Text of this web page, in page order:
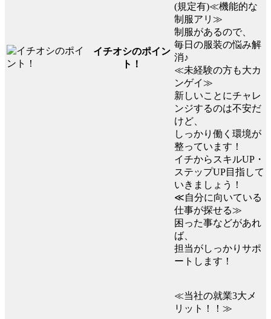
イチオシのポイン
ト！
(規定有)≪機能的な
制服アリ≫
制服があるので、
毎日の服装の悩み解
消♪
≪未経験の方も大カ
ンゲイ≫
新しいことにチャレ
ンジするのは不安だ
けど、
しっかり働く環境が
整っています！
イチからスキルUP・
ステップUP目指して
いきましょう！
≪自分に向いている
仕事が探せる≫
困った事などがあれ
ば、
担当がしっかりサポ
ートします！
≪当社の就業3大メ
リット！！≫